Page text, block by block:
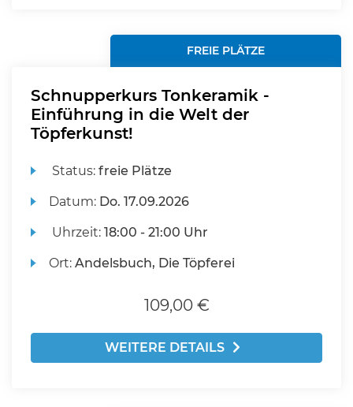
FREIE PLÄTZE
Schnupperkurs Tonkeramik -
Einführung in die Welt der
Töpferkunst!
Status:freie Plätze
Datum: Do. 17.09.2026
Uhrzeit:18:00 - 21:00 Uhr
Ort:Andelsbuch, Die Töpferei
109,00 €
WEITERE DETAILS